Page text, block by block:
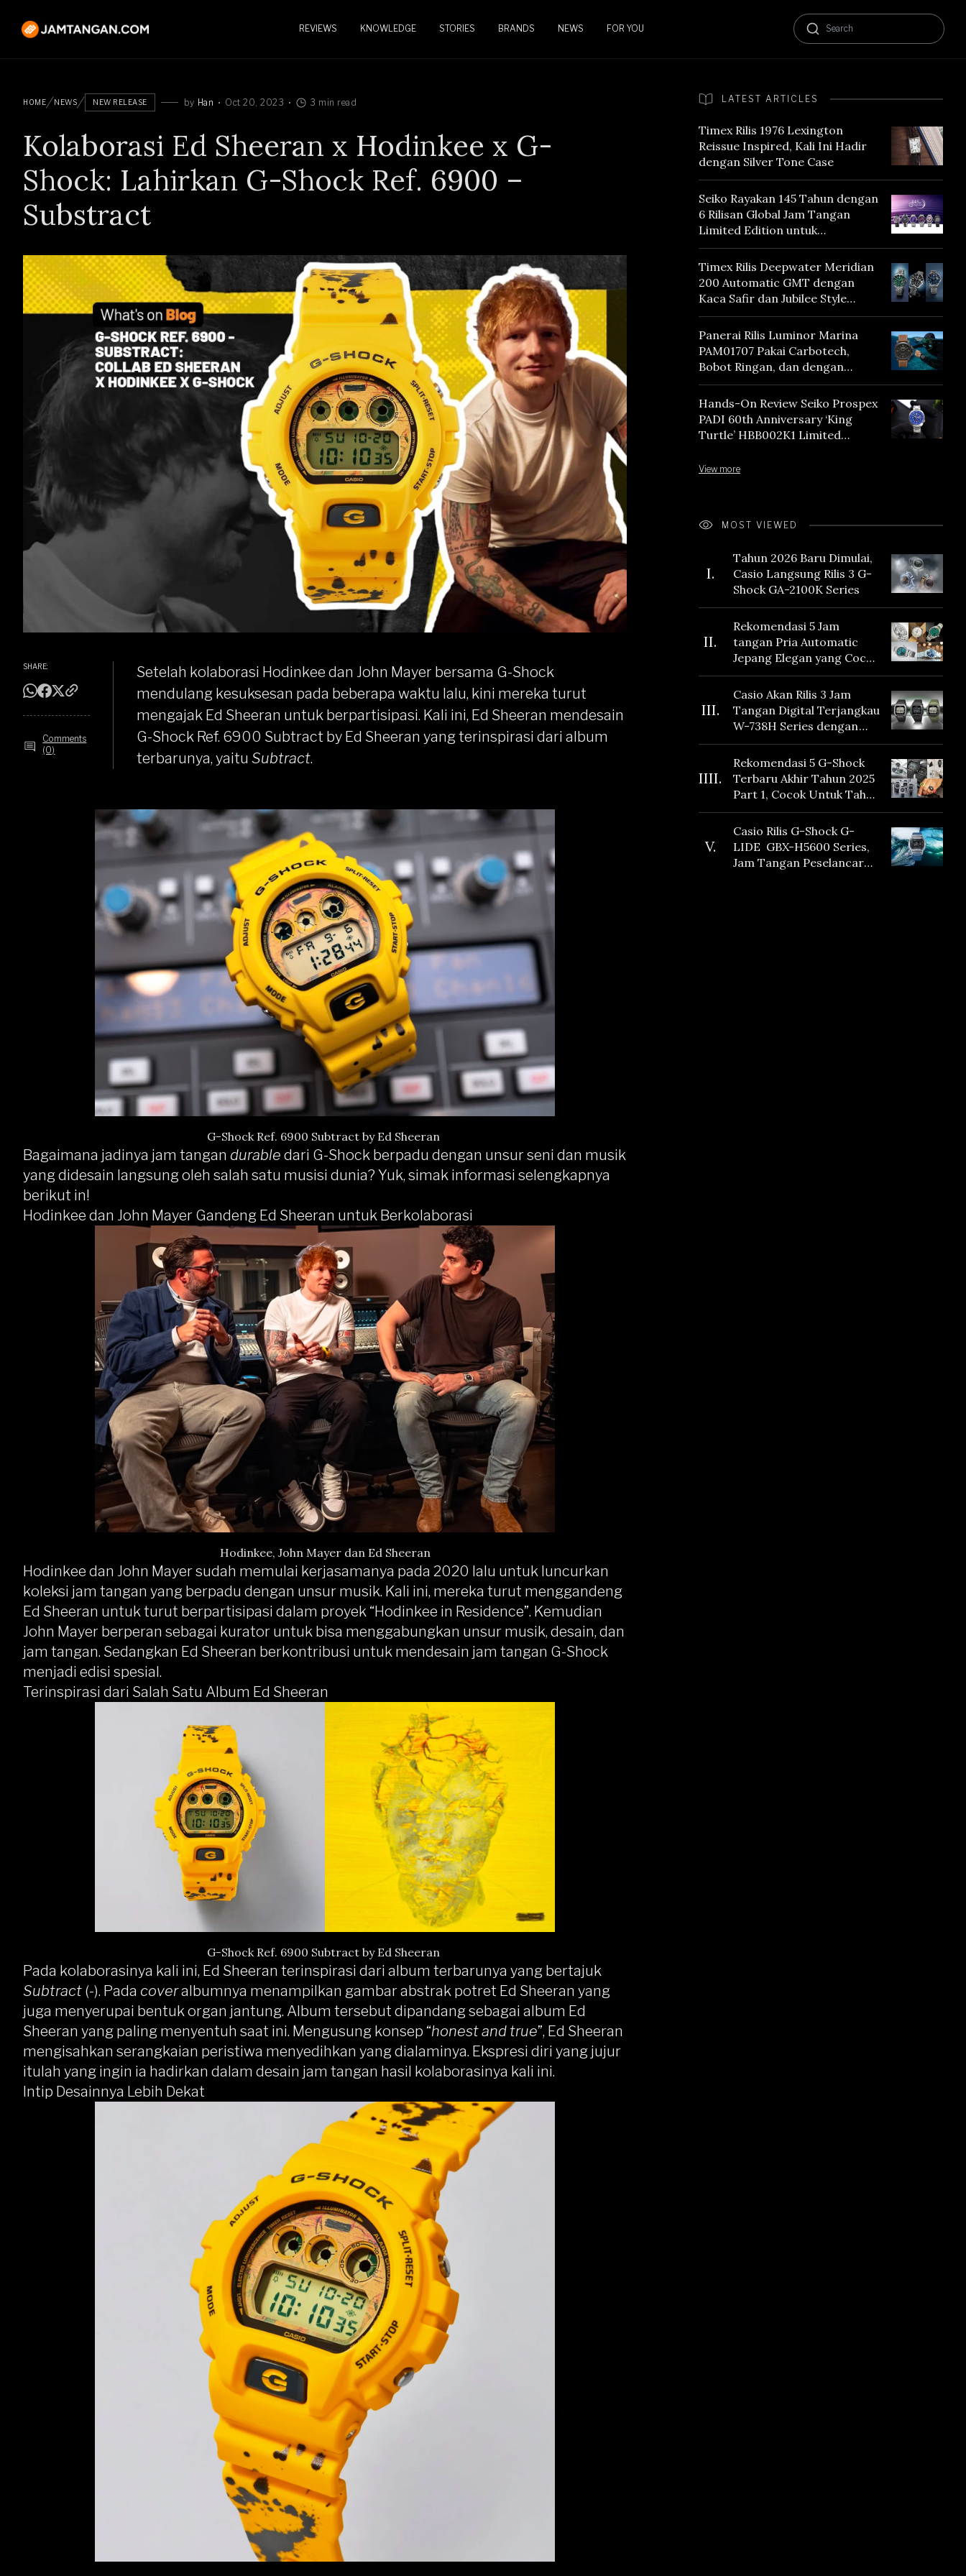
REVIEWS KNOWLEDGE STORIES BRANDS NEWS FOR YOU
HOME NEWS NEW RELEASE by Han Oct 20, 2023 3 min read
Kolaborasi Ed Sheeran x Hodinkee x G-
Shock: Lahirkan G-Shock Ref. 6900 –
Substract
SHARE:
Comments
(0)
Setelah kolaborasi Hodinkee dan John Mayer bersama G-Shock
mendulang kesuksesan pada beberapa waktu lalu, kini mereka turut
mengajak Ed Sheeran untuk berpartisipasi. Kali ini, Ed Sheeran mendesain
G-Shock Ref. 6900 Subtract by Ed Sheeran yang terinspirasi dari album
terbarunya, yaitu Subtract.
G-Shock Ref. 6900 Subtract by Ed Sheeran
Bagaimana jadinya jam tangan durable dari G-Shock berpadu dengan unsur seni dan musik
yang didesain langsung oleh salah satu musisi dunia? Yuk, simak informasi selengkapnya
berikut in!
Hodinkee dan John Mayer Gandeng Ed Sheeran untuk Berkolaborasi
Hodinkee, John Mayer dan Ed Sheeran
Hodinkee dan John Mayer sudah memulai kerjasamanya pada 2020 lalu untuk luncurkan
koleksi jam tangan yang berpadu dengan unsur musik. Kali ini, mereka turut menggandeng
Ed Sheeran untuk turut berpartisipasi dalam proyek “Hodinkee in Residence”. Kemudian
John Mayer berperan sebagai kurator untuk bisa menggabungkan unsur musik, desain, dan
jam tangan. Sedangkan Ed Sheeran berkontribusi untuk mendesain jam tangan G-Shock
menjadi edisi spesial.
Terinspirasi dari Salah Satu Album Ed Sheeran
G-Shock Ref. 6900 Subtract by Ed Sheeran
Pada kolaborasinya kali ini, Ed Sheeran terinspirasi dari album terbarunya yang bertajuk
Subtract (-). Pada coveralbumnya menampilkan gambar abstrak potret Ed Sheeran yang
juga menyerupai bentuk organ jantung. Album tersebut dipandang sebagai album Ed
Sheeran yang paling menyentuh saat ini. Mengusung konsep “honest and true”, Ed Sheeran
mengisahkan serangkaian peristiwa menyedihkan yang dialaminya. Ekspresi diri yang jujur
itulah yang ingin ia hadirkan dalam desain jam tangan hasil kolaborasinya kali ini.
Intip Desainnya Lebih Dekat
LATEST ARTICLES
Timex Rilis 1976 Lexington
Reissue Inspired, Kali Ini Hadir
dengan Silver Tone Case
Seiko Rayakan 145 Tahun dengan
6 Rilisan Global Jam Tangan
Limited Edition untuk
Menghormati Edo Purple,
Warna yang Mencerminkan
Warisan Tokyo
Timex Rilis Deepwater Meridian
200 Automatic GMT dengan
Kaca Safir dan Jubilee Style
Bracelet
Panerai Rilis Luminor Marina
PAM01707 Pakai Carbotech,
Bobot Ringan, dan dengan
Vintage Vibes
Hands-On Review Seiko Prospex
PADI 60th Anniversary ‘King
Turtle’ HBB002K1 Limited
View more
MOST VIEWED
I.
Tahun 2026 Baru Dimulai,
Casio Langsung Rilis 3 G-
Shock GA-2100K Series
II.
Rekomendasi 5 Jam
tangan Pria Automatic
Jepang Elegan yang Cocok
Dikoleksi di 2026
III.
Casio Akan Rilis 3 Jam
Tangan Digital Terjangkau
W-738H Series dengan
Masa Baterai 10 Tahun
dan Fitur Vibration
IIII.
Rekomendasi 5 G-Shock
Terbaru Akhir Tahun 2025
Part 1, Cocok Untuk Tahun
Baru!
V.
Casio Rilis G-Shock G-
LIDE GBX-H5600 Series,
Jam Tangan Peselancar